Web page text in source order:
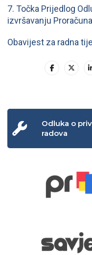
7. Točka Prijedlog
izvršavanju
Obavijest za radna
Odluka o
radova